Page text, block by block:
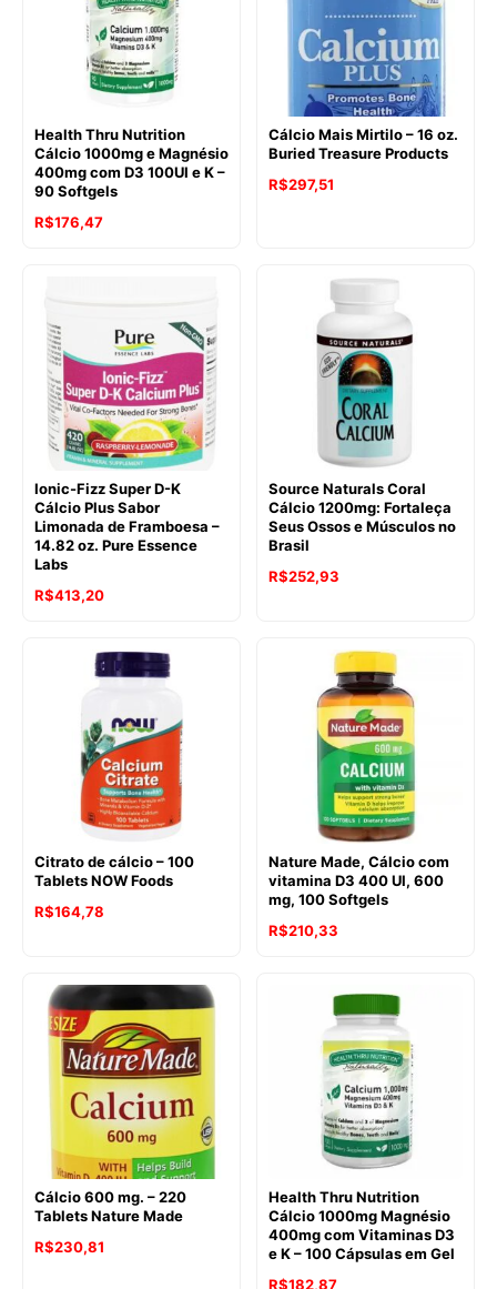
Health Thru Nutrition
Cálcio 1000mg e Magnésio
400mg com D3 100UI e K –
90 Softgels
R$176,47
Cálcio Mais Mirtilo – 16 oz.
Buried Treasure Products
R$297,51
Ionic-Fizz Super D-K
Cálcio Plus Sabor
Limonada de Framboesa –
14.82 oz. Pure Essence
Labs
O
R$413,20O
atual
é:
Source Naturals Coral
Cálcio 1200mg: Fortaleça
Seus Ossos e Músculos no
Brasil
R$252,93
Citrato de cálcio – 100
Tablets NOW Foods
O
era:
R$228,55.
R$164,78
R$164,78.
Nature Made, Cálcio com
vitamina D3 400 UI, 600
mg, 100 Softgels
R$210,33
Cálcio 600 mg. – 220
Tablets Nature Made
R$230,81
Health Thru Nutrition
Cálcio 1000mg Magnésio
400mg com Vitaminas D3
e K – 100 Cápsulas em Gel
R$182,87